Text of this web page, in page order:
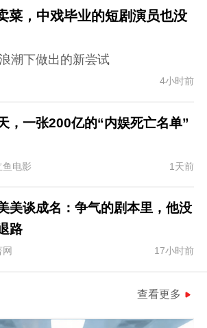
菜，中戏毕业的短剧演员也没
潮下做出的新尝试
4小时前
，一张200亿的“内娱死亡名单”
鱼电影 1天前
美谈成名：争气的剧本里，他没
路
网 17小时前
查看更多